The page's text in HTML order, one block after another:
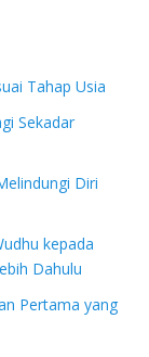
Tahap Usia
Sekadar
Diri
kepada
Dahulu
Pertama yang